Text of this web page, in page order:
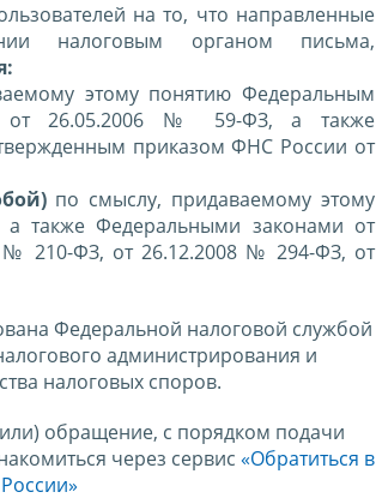
на то, что направленные
налоговым органом письма,
этому понятию Федеральным
от 26.05.2006 № 59-ФЗ, а также
приказом ФНС России от
по смыслу, придаваемому этому
также Федеральными законами от
210-ФЗ, от 26.12.2008 № 294-ФЗ, от
Федеральной налоговой службой
администрирования и
налоговых споров.
обращение, с порядком подачи
через сервис «Обратиться в